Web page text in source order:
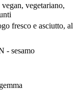
vegetariano,
fresco e asciutto, al
- sesamo